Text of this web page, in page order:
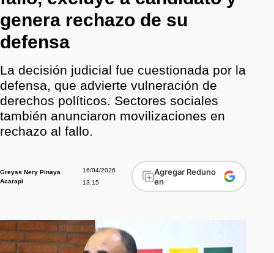
genera rechazo de su
defensa
La decisión judicial fue cuestionada por la
defensa, que advierte vulneración de
derechos políticos. Sectores sociales
también anunciaron movilizaciones en
rechazo al fallo.
Greyss Nery Pinaya
Acarapi
16/04/2026
13:15
Agregar Reduno
en